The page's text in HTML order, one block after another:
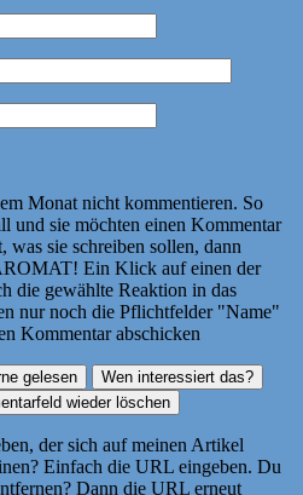
Monat nicht kommentieren. So
und sie möchten einen Kommentar
was sie schreiben sollen, dann
Ein Klick auf einen der
die gewählte Reaktion in das
nur noch die Pflichtfelder "Name"
Kommentar abschicken
der sich auf meinen Artikel
Einfach die URL eingeben. Du
Dann die URL erneut